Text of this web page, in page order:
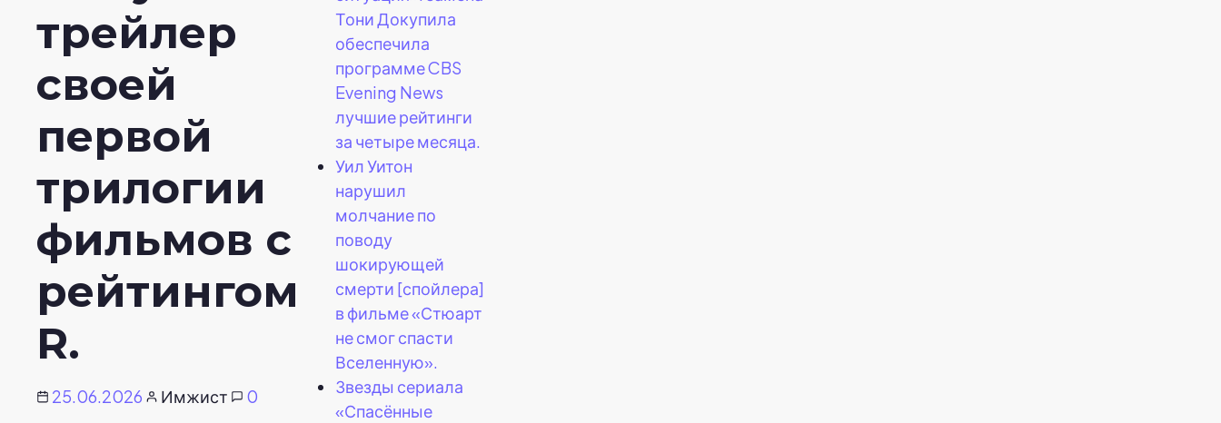
трейлер
своей
первой
трилогии
фильмов с
рейтингом
R.
25.06.2026 Имжист
0
Тони Докупила
обеспечила
программе CBS
Evening News
лучшие рейтинги
за четыре месяца.
Уил Уитон
нарушил
молчание по
поводу
шокирующей
смерти [спойлера]
в фильме «Стюарт
не смог спасти
Вселенную».
Звезды сериала
«Спасённые